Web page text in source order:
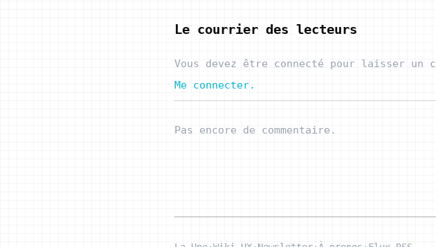
Le courrier des lecteurs
Vous devez être connecté pour laisser un
Me connecter.
Pas encore de commentaire.